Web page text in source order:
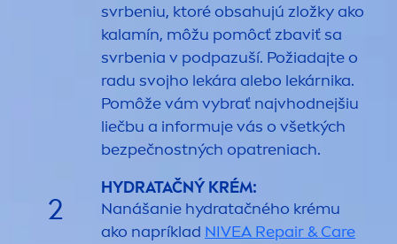
svrbeniu, ktoré obsahujú zložky ako
kalamín, môžu pomôcť zbaviť sa
svrbenia v podpazuší. Požiadajte o
radu svojho lekára alebo lekárnika.
Pomôže vám vybrať najvhodnejšiu
liečbu a informuje vás o všetkých
bezpečnostných opatreniach.
2
HYDRATAČNÝ KRÉM:
Nanášanie hydratačného krému
ako napríklad NIVEA Repair &Care